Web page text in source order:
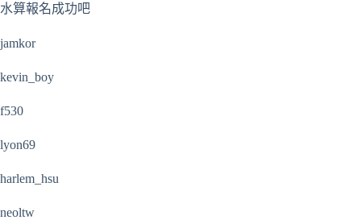
水算報名成功吧
jamkor
kevin_boy
f530
lyon69
harlem_hsu
neoltw